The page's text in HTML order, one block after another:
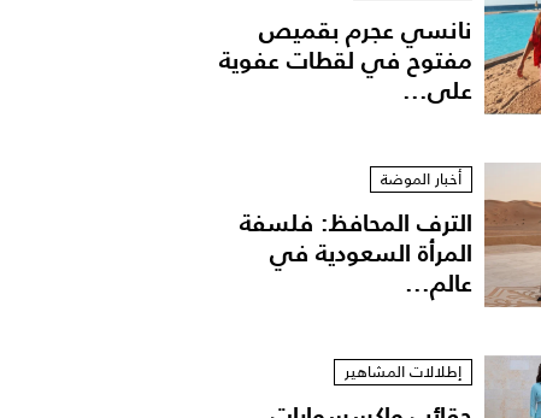
نانسي عجرم بقميص
مفتوح في لقطات عفوية
على...
أخبار الموضة
الترف المحافظ: فلسفة
المرأة السعودية في
عالم...
إطلالات المشاهير